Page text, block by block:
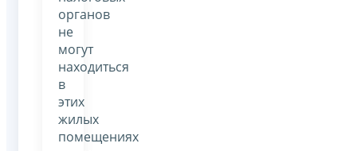
органов
не
могут
находиться
в
этих
жилых
помещениях